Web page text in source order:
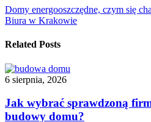
Nawigacja
wpisu
Domy energooszczędne, czym się
Biura w Krakowie
Related Posts
6 sierpnia, 2026
Jak wybrać sprawdzoną
budowy domu?